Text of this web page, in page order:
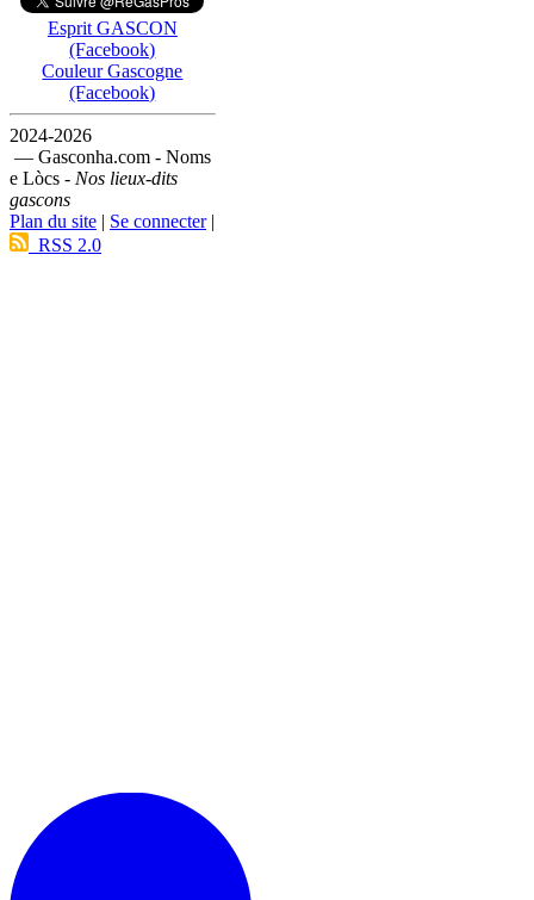
Esprit GASCON
(Facebook)
Couleur Gascogne
(Facebook)
2024-2026
— Gasconha.com - Noms
e Lòcs - Nos lieux-dits
gascons
Plan du site | Se connecter|
RSS 2.0